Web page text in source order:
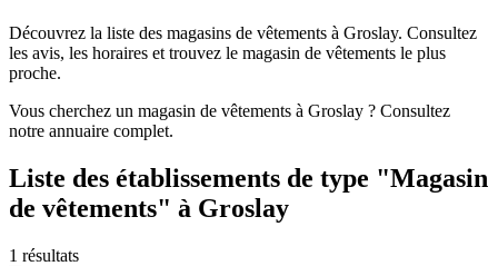
Découvrez la liste des magasins de vêtements à Groslay. Consultez
les avis, les horaires et trouvez le magasin de vêtements le plus
proche.
Vous cherchez un magasin de vêtements à Groslay ? Consultez
notre annuaire complet.
Liste des établissements de type "Magasin
de vêtements" à Groslay
1 résultats